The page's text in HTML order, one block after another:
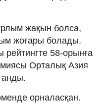
жақын болса,
жоғары болады.
58-орынға
Орталық Азия
орналасқан.